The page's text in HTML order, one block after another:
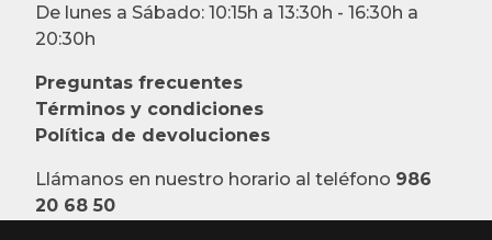
De lunes a Sábado: 10:15h a 13:30h - 16:30h a
20:30h
Preguntas frecuentes
Términos y condiciones
Política de devoluciones
Llámanos en nuestro horario al teléfono 986
20 68 50